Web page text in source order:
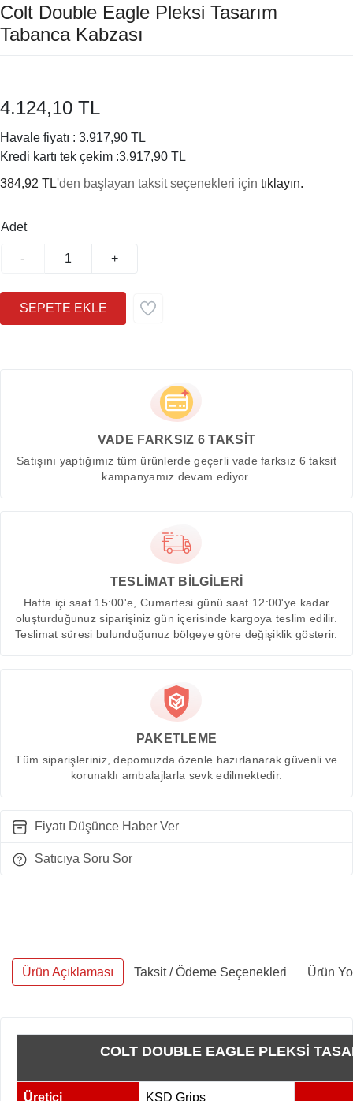
Colt Double Eagle Pleksi Tasarım
Tabanca Kabzası
4.124,10 TL
Havale fiyatı : 3.917,90 TL
Kredi kartı tek çekim :3.917,90 TL
384,92 TL'den başlayan taksit seçenekleri için tıklayın.
Adet
- +
VADE FARKSIZ 6 TAKSİT
Satışını yaptığımız tüm ürünlerde geçerli vade farksız 6 taksit
kampanyamız devam ediyor.
TESLİMAT BİLGİLERİ
Hafta içi saat 15:00'e, Cumartesi günü saat 12:00'ye kadar
oluşturduğunuz siparişiniz gün içerisinde kargoya teslim edilir.
Teslimat süresi bulunduğunuz bölgeye göre değişiklik gösterir.
PAKETLEME
Tüm siparişleriniz, depomuzda özenle hazırlanarak güvenli ve
korunaklı ambalajlarla sevk edilmektedir.
Fiyatı Düşünce Haber Ver
Satıcıya Soru Sor
Ürün Açıklaması Taksit / Ödeme Seçenekleri Ürün
COLT DOUBLE EAGLE PLEKSİ
Üretici KSD Grips